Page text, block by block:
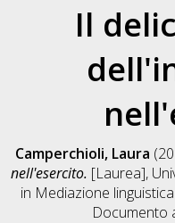
Il
Camperchioli, Laura
nell'esercito. [Laurea],
in Mediazione
Documento